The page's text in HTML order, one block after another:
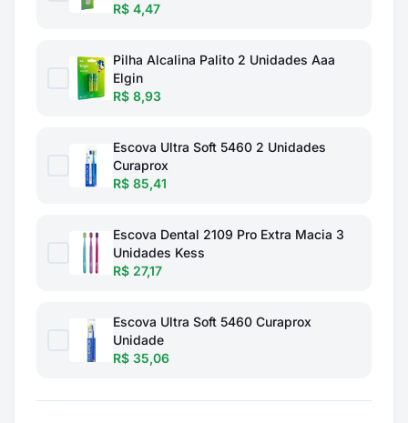
R$ 4,47
Pilha Alcalina Palito 2 Unidades Aaa
Elgin
R$ 8,93
Escova Ultra Soft 5460 2 Unidades
Curaprox
R$ 85,41
Escova Dental 2109 Pro Extra Macia 3
Unidades Kess
R$ 27,17
Escova Ultra Soft 5460 Curaprox
Unidade
R$ 35,06